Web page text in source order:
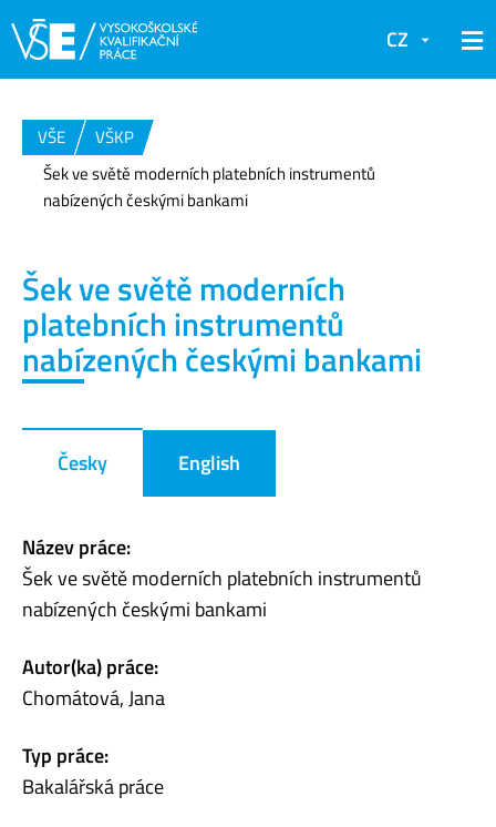
CZ
VŠE
VŠKP
Šek ve světě moderních platebních instrumentů
nabízených českými bankami
Šek ve světě moderních
platebních instrumentů
nabízených českými bankami
Česky English
Název práce:
Šek ve světě moderních platebních instrumentů
nabízených českými bankami
Autor(ka) práce:
Chomátová, Jana
Typ práce:
Bakalářská práce